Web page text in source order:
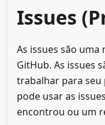
Issues
As issues são
GitHub. As issues
trabalhar para seu
pode usar as
encontrou ou um